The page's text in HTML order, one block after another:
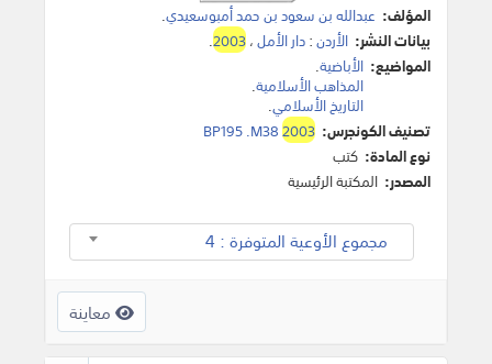
المؤلف: عبدالله بن سعود بن حمد أمبوسعيدي.
بيانات النشر: الأردن:دار الأمل،2003
.
المواضيع: الأباضية.
المذاهب الأسلامية.
التاريخ الأسلامي.
تصنيف الكونجرس:
BP195 .M382003
نوع المادة: كتب
المصدر: المكتبة الرئيسية
مجموع الأوعية المتوفرة : 4
معاينة